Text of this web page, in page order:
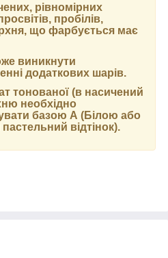
рівномірних
пробілів,
що фарбується має
виникнути
додаткових шарів.
тонованої (в насичений
необхідно
базою А (Білою або
відтінок).